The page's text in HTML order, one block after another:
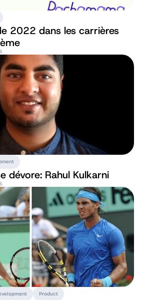
2022 dans les carrières
dévore: Rahul Kulkarni
Product